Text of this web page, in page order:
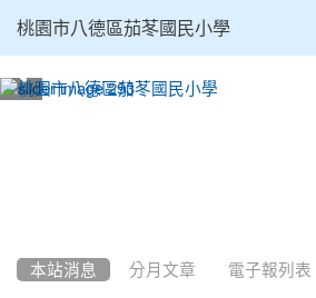
桃園市八德區茄苳國民小學
本站消息 分月文章 電子報列表